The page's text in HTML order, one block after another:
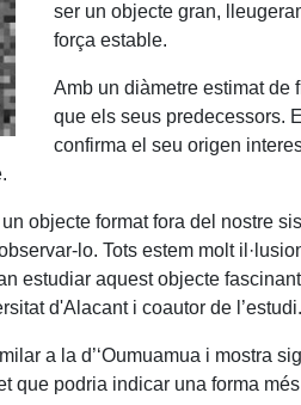
ser un objecte gran,
força estable.
Amb un diàmetre estimat de
que els seus predecessors.
confirma el seu origen
objecte format fora del nostre
lo. Tots estem molt
estudiar aquest objecte
d'Alacant i coautor de l’estudi.
a la d’‘Oumuamua i mostra
podria indicar una forma